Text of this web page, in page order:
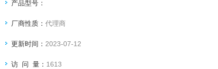
产品型号：
厂商性质：代理商
更新时间： 2023-07-12
访 问 量： 1613